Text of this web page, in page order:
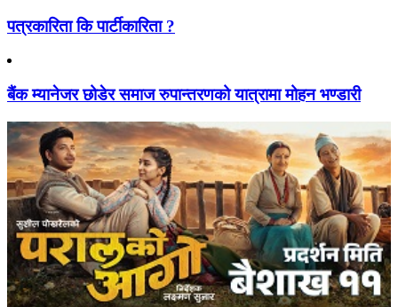
पत्रकारिता कि पार्टीकारिता ?
बैंक म्यानेजर छोडेर समाज रुपान्तरणको यात्रामा मोहन भण्डारी